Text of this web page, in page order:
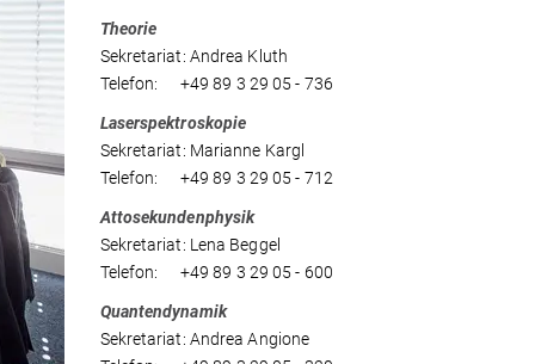
Theorie
Sekretariat: Andrea Kluth
Telefon: +49 89 3 29 05 - 736
Laserspektroskopie
Sekretariat: Marianne Kargl
Telefon: +49 89 3 29 05 - 712
Attosekundenphysik
Sekretariat: Lena Beggel
Telefon: +49 89 3 29 05 - 600
Quantendynamik
Sekretariat: Andrea Angione